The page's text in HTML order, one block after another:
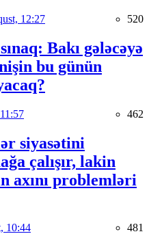
12:27 520
Bakı gələcəyə
bu günün
462
siyasətini
çalışır, lakin
axını problemləri
10:44 481